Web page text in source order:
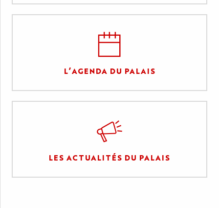
L’AGENDA DU PALAIS
LES ACTUALITÉS DU PALAIS